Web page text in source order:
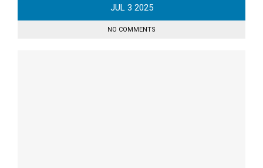
JUL 3 2025
NO COMMENTS